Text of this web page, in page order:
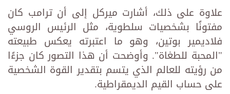
علاوة على ذلك، أشارت ميركل إلى أن ترامب كان
مفتونًا بشخصيات سلطوية، مثل الرئيس الروسي
فلاديمير بوتين، وهو ما اعتبرته يعكس طبيعته
"المحبة للطغاة". وأوضحت أن هذا التصور كان جزءًا
من رؤيته للعالم الذي يتسم بتقدير القوة الشخصية
على حساب القيم الديمقراطية.